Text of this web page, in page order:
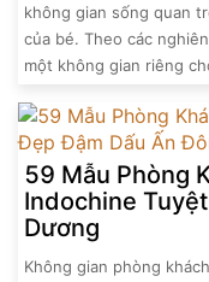
không gian sống quan
của bé. Theo các
một không gian riêng
59 Mẫu Phòng
Indochine
Dương
Không gian phòng